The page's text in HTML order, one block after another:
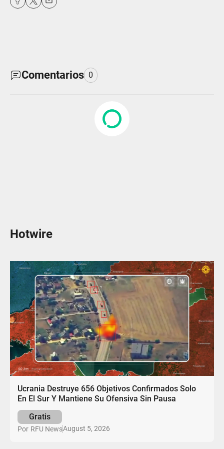
Comentarios 0
Hotwire
Ucrania Destruye 656 Objetivos Confirmados Solo
En El Sur Y Mantiene Su Ofensiva Sin Pausa
Gratis
Por RFU NewsAugust 5, 2026